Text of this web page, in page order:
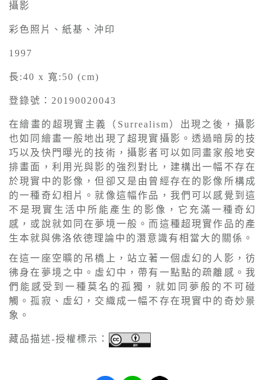
攝影
彩色照片、紙基、沖印
1997
長:40 x 寬:50 (cm)
登錄號：20190020043
在繪畫的超現實主義（Surrealism）出現之後，攝影
也如同繪畫一般地出現了超現實攝影。透過暗房的技
巧以及快門曝光的技術，攝影者可以如同畫家般地安
排畫面，利用光與影的強烈對比，建構出一幅不存在
於現實中的影像，但卻又是由曾經存在的影像所構成
的一種奇幻相片。就像這幅作品，我們可以感覺到這
不是現實生活中所能產生的影像，它充滿一種奇幻
感，或說就如同在夢境一般。而這種超現實作品的產
生本就與佛洛依德理論中的潛意識有相當大的關係。
在這一座空曠的吊橋上，站立著一個虛幻的人影，彷
彿身在夢境之中。虛幻中，帶有一點點的疏離感。我
們能感受到一種莫名的孤獨，就如同夢般的不可碰
觸。孤寂、虛幻，交織成一幅不存在現實中的奇妙景
象。
藏品描述-授權標示：